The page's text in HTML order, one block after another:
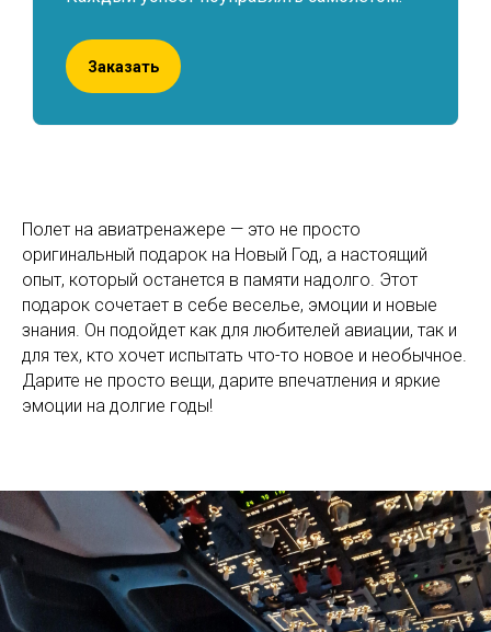
Заказать
Полет на авиатренажере — это не просто
оригинальный подарок на Новый Год, а настоящий
опыт, который останется в памяти надолго. Этот
подарок сочетает в себе веселье, эмоции и новые
знания. Он подойдет как для любителей авиации, так и
для тех, кто хочет испытать что-то новое и необычное.
Дарите не просто вещи, дарите впечатления и яркие
эмоции на долгие годы!